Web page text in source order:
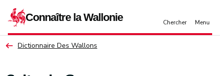
Dictionnaire Des Wallons